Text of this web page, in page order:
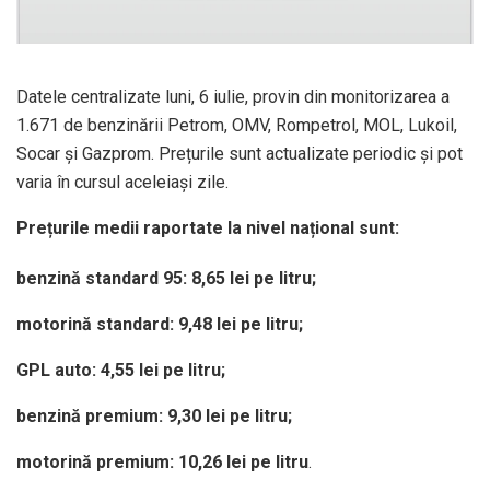
Datele centralizate luni, 6 iulie, provin din monitorizarea a
1.671 de benzinării Petrom, OMV, Rompetrol, MOL, Lukoil,
Socar și Gazprom. Prețurile sunt actualizate periodic și pot
varia în cursul aceleiași zile.
Prețurile medii raportate la nivel național sunt:
benzină standard 95: 8,65 lei pe litru;
motorină standard: 9,48 lei pe litru;
GPL auto: 4,55 lei pe litru;
benzină premium: 9,30 lei pe litru;
motorină premium: 10,26 lei pe litru.